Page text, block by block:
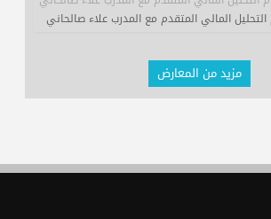
المالي المتقدم مع المدرب علاء صالحاني
مزيد من المعارض